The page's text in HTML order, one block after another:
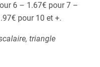
6 – 1.67€ pour 7 –
pour 10 et +.
triangle